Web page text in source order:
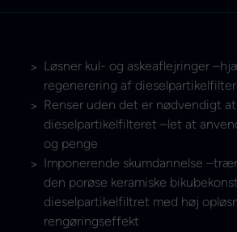
Løsner kul- og askeaflejringer
regenerering af
Renser uden det er nødvendigt
dieselpartikelfilteret –let at
og penge
Imponerende skumdannelse
den porøse keramiske
dieselpartikelfiltret med høj
rengøringseffekt